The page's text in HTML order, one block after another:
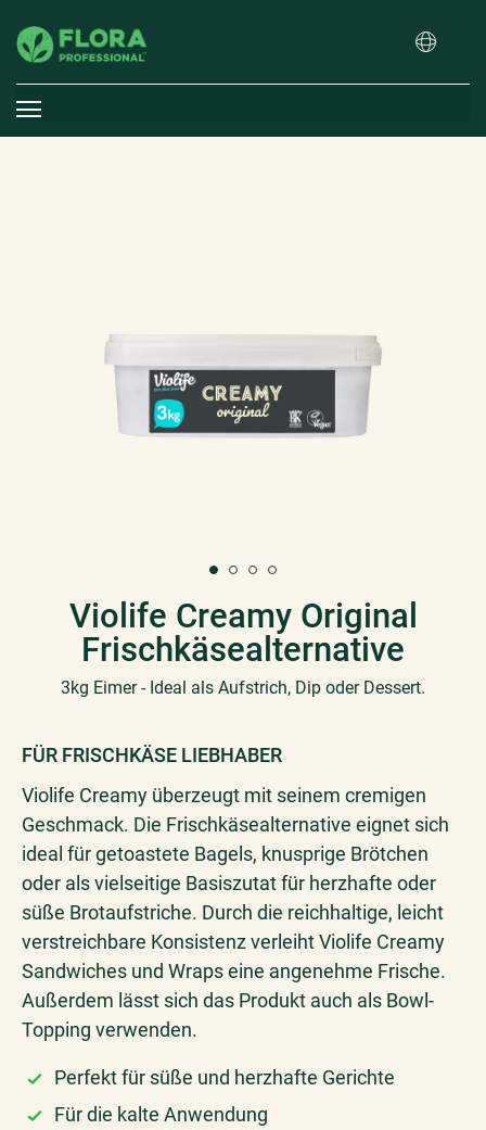
Violife Creamy Original
Frischkäsealternative
3kg Eimer - Ideal als Aufstrich, Dip oder Dessert.
FÜR FRISCHKÄSE LIEBHABER
Violife Creamy überzeugt mit seinem cremigen
Geschmack. Die Frischkäsealternative eignet sich
ideal für getoastete Bagels, knusprige Brötchen
oder als vielseitige Basiszutat für herzhafte oder
süße Brotaufstriche. Durch die reichhaltige, leicht
verstreichbare Konsistenz verleiht Violife Creamy
Sandwiches und Wraps eine angenehme Frische.
Außerdem lässt sich das Produkt auch als Bowl-
Topping verwenden.
Perfekt für süße und herzhafte Gerichte​
Für die kalte Anwendung​